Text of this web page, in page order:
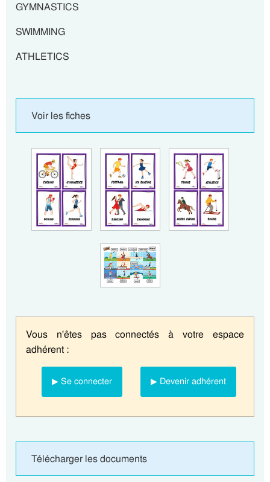
GYMNASTICS
SWIMMING
ATHLETICS
Voir les fiches
Vous n'êtes pas connectés à votre espace
adhérent :
▶ Se connecter ▶ Devenir adhérent
Télécharger les documents